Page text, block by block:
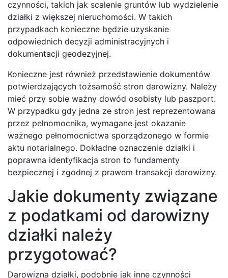
czynności, takich jak scalenie gruntów lub wydzielenie
działki z większej nieruchomości. W takich
przypadkach konieczne będzie uzyskanie
odpowiednich decyzji administracyjnych i
dokumentacji geodezyjnej.
Konieczne jest również przedstawienie dokumentów
potwierdzających tożsamość stron darowizny. Należy
mieć przy sobie ważny dowód osobisty lub paszport.
W przypadku gdy jedna ze stron jest reprezentowana
przez pełnomocnika, wymagane jest okazanie
ważnego pełnomocnictwa sporządzonego w formie
aktu notarialnego. Dokładne oznaczenie działki i
poprawna identyfikacja stron to fundamenty
bezpiecznej i zgodnej z prawem transakcji darowizny.
Jakie dokumenty związane
z podatkami od darowizny
działki należy
przygotować?
Darowizna działki, podobnie jak inne czynności